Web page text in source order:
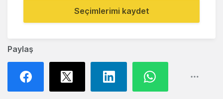
Paylaş
Seçimlerimi kaydet